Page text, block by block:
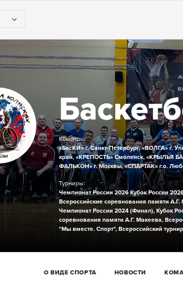
Команды:
«БасКИ» г. Санкт-Петербург, «ВОЛГА» г.
край, «КРЕПОСТЬ» Смоленск, «КРЫЛЬЯ
ФАЛЬКОН» г. Москвы, «СПАРТАК» г.о.
Турниры:
Чемпионат России 2026 Кубок России
Всероссийские соревнования памяти
Чемпионат России 2024 (Финал), Кубок
соревнования памяти А.Г. Макеева,
"Мы вместе. Спорт", Всероссийский
О ВИДЕ СПОРТА НОВОСТИ